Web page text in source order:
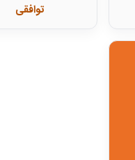
توافقی